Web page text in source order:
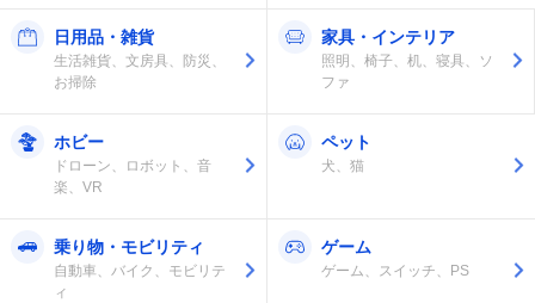
日用品・雑貨
生活雑貨、文房具、防災、
お掃除
家具・インテリア
照明、椅子、机、寝具、ソ
ファ
ホビー
ドローン、ロボット、音
楽、VR
ペット
犬、猫
乗り物・モビリティ
自動車、バイク、モビリテ
ィ
ゲーム
ゲーム、スイッチ、PS